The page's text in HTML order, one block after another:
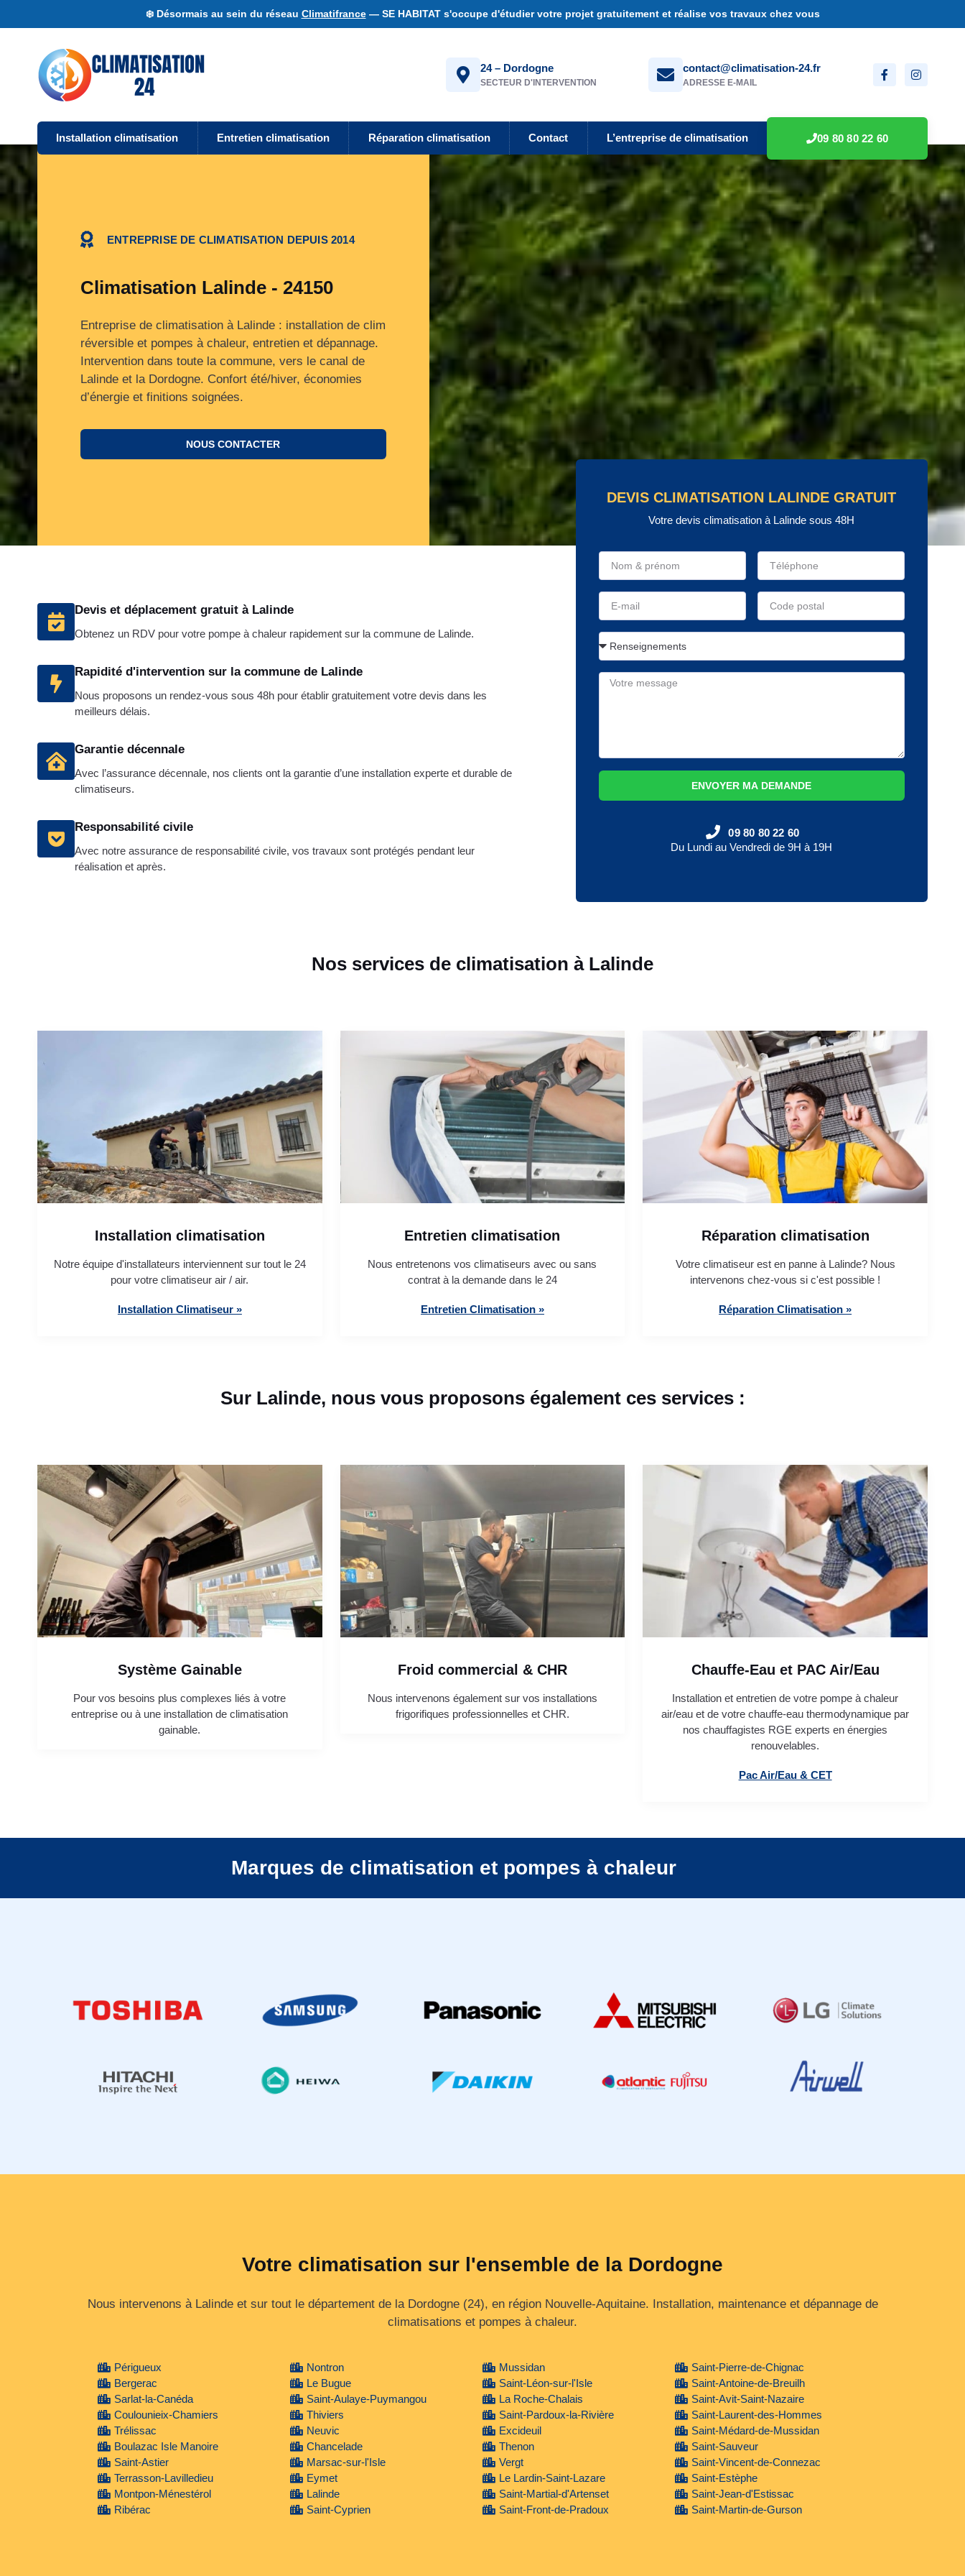
❄️ Désormais au sein du réseau Climatifrance— SE HABITAT s'occupe d'étudier votre projet gratuitement et réalise vos travaux chez vous
24 – Dordogne
SECTEUR D'INTERVENTION
contact@climatisation-24.fr
ADRESSE E-MAIL
Installation climatisation Entretien climatisation Réparation climatisation Contact L’entreprise de climatisation 09 80 80 22 60
ENTREPRISE DE CLIMATISATION DEPUIS 2014
Climatisation Lalinde - 24150
Entreprise de climatisation à Lalinde : installation de clim
réversible et pompes à chaleur, entretien et dépannage.
Intervention dans toute la commune, vers le canal de
Lalinde et la Dordogne. Confort été/hiver, économies
d’énergie et finitions soignées.
NOUS CONTACTER
Devis et déplacement gratuit à Lalinde
Obtenez un RDV pour votre pompe à chaleur rapidement sur la commune de Lalinde.
Rapidité d'intervention sur la commune de Lalinde
Nous proposons un rendez-vous sous 48h pour établir gratuitement votre devis dans les
meilleurs délais.
Garantie décennale
Avec l’assurance décennale, nos clients ont la garantie d’une installation experte et durable de
climatiseurs.
Responsabilité civile
Avec notre assurance de responsabilité civile, vos travaux sont protégés pendant leur
réalisation et après.
DEVIS CLIMATISATION LALINDE GRATUIT
Votre devis climatisation à Lalinde sous 48H
ENVOYER MA DEMANDE
09 80 80 22 60
Du Lundi au Vendredi de 9H à 19H
Nos services de climatisation à Lalinde
Installation climatisation
Notre équipe d'installateurs interviennent sur tout le 24
pour votre climatiseur air / air.
Installation Climatiseur »
Entretien climatisation
Nous entretenons vos climatiseurs avec ou sans
contrat à la demande dans le 24
Entretien Climatisation »
Réparation climatisation
Votre climatiseur est en panne à Lalinde? Nous
intervenons chez-vous si c'est possible !
Réparation Climatisation »
Sur Lalinde, nous vous proposons également ces services :
Système Gainable
Pour vos besoins plus complexes liés à votre
entreprise ou à une installation de climatisation
gainable.
Froid commercial & CHR
Nous intervenons également sur vos installations
frigorifiques professionnelles et CHR.
Chauffe-Eau et PAC Air/Eau
Installation et entretien de votre pompe à chaleur
air/eau et de votre chauffe-eau thermodynamique par
nos chauffagistes RGE experts en énergies
renouvelables.
Pac Air/Eau & CET
Marques de climatisation et pompes à chaleur
Votre climatisation sur l'ensemble de la Dordogne
Nous intervenons à Lalinde et sur tout le département de la Dordogne (24), en région Nouvelle‑Aquitaine. Installation, maintenance et dépannage de
climatisations et pompes à chaleur.
Périgueux
Bergerac
Sarlat-la-Canéda
Coulounieix-Chamiers
Trélissac
Boulazac Isle Manoire
Saint-Astier
Terrasson-Lavilledieu
Montpon-Ménestérol
Ribérac
Nontron
Le Bugue
Saint-Aulaye-Puymangou
Thiviers
Neuvic
Chancelade
Marsac-sur-l'Isle
Eymet
Lalinde
Saint-Cyprien
Mussidan
Saint-Léon-sur-l'Isle
La Roche-Chalais
Saint-Pardoux-la-Rivière
Excideuil
Thenon
Vergt
Le Lardin-Saint-Lazare
Saint-Martial-d'Artenset
Saint-Front-de-Pradoux
Saint-Pierre-de-Chignac
Saint-Antoine-de-Breuilh
Saint-Avit-Saint-Nazaire
Saint-Laurent-des-Hommes
Saint-Médard-de-Mussidan
Saint-Sauveur
Saint-Vincent-de-Connezac
Saint-Estèphe
Saint-Jean-d'Estissac
Saint-Martin-de-Gurson